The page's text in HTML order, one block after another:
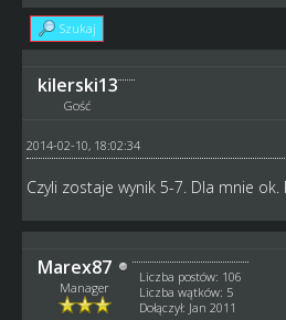
Szukaj
kilerski13
Gość
2014-02-10, 18:02:34
Czyli zostaje wynik 5-7. Dla mnie ok.
Marex87
Manager
Liczba postów: 106
Liczba wątków: 5
Dołączył: Jan 2011